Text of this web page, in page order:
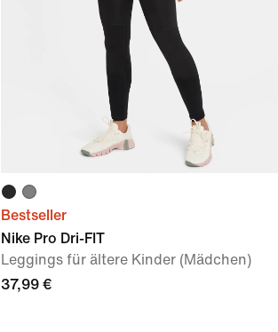
Bestseller
Nike Pro Dri-FIT
Leggings für ältere Kinder (Mädchen)
37,99 €